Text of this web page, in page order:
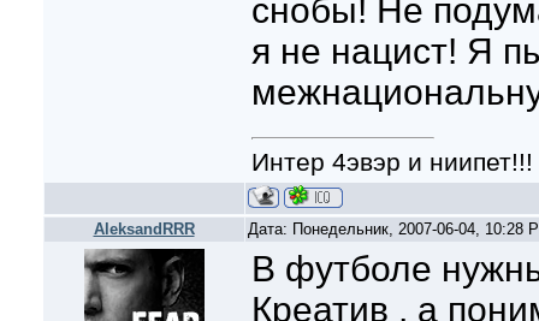
снобы! Не
я не нацист! Я
Интер 4эвэр и ниипет!!!
AleksandRRR Дата: Понедельник, 2007-06-04, 10:28
В футболе
Креатив , а